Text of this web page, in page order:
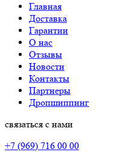
Главная
Доставка
Гарантии
О нас
Отзывы
Новости
Контакты
Партнеры
Дропшиппинг
связаться с нами
+7 (969) 716 00 00